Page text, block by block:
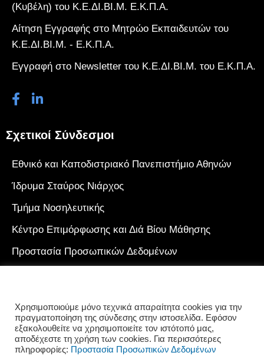
(Κυβέλη) του Κ.Ε.ΔΙ.ΒΙ.Μ. Ε.Κ.Π.Α.
Αίτηση Εγγραφής στο Μητρώο Εκπαιδευτών του
Κ.Ε.ΔΙ.ΒΙ.Μ. - Ε.Κ.Π.Α.
Εγγραφή στο Newsletter του Κ.Ε.ΔΙ.ΒΙ.Μ. του Ε.Κ.Π.Α.
Σχετικοί Σύνδεσμοι
Εθνικό και Καποδιστριακό Πανεπιστήμιο Αθηνών
Ίδρυμα Σταύρος Νιάρχος
Τμήμα Νοσηλευτικής
Κέντρο Επιμόρφωσης και Διά Βίου Μάθησης
Προστασία Προσωπικών Δεδομένων
Χρησιμοποιούμε μόνο τεχνικά απαραίτητα cookies για την
πραγματοποίηση της σύνδεσης στην ιστοσελίδα. Εφόσον
εξακολουθείτε να χρησιμοποιείτε τον ιστότοπό μας,
αποδέχεστε τη χρήση των cookies. Για περισσότερες
πληροφορίες: Προστασία Προσωπικών Δεδομένων